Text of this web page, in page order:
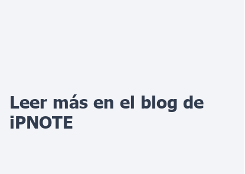
Leer más en el blog de
iPNOTE